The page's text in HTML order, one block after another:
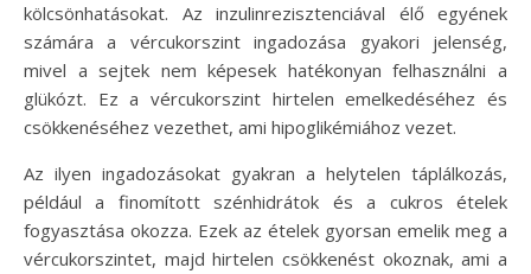
kölcsönhatásokat. Az inzulinrezisztenciával élő egyének
számára a vércukorszint ingadozása gyakori jelenség,
mivel a sejtek nem képesek hatékonyan felhasználni a
glükózt. Ez a vércukorszint hirtelen emelkedéséhez és
csökkenéséhez vezethet, ami hipoglikémiához vezet.
Az ilyen ingadozásokat gyakran a helytelen táplálkozás,
például a finomított szénhidrátok és a cukros ételek
fogyasztása okozza. Ezek az ételek gyorsan emelik meg a
vércukorszintet, majd hirtelen csökkenést okoznak, ami a